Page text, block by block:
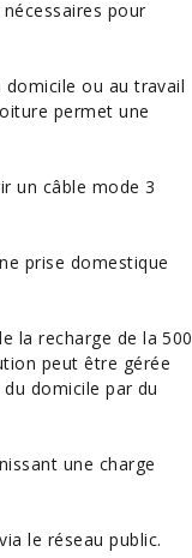
pour
ou au travail
permet une
un câble mode 3
prise domestique
la recharge de la 500
peut être gérée
domicile par du
une charge
le réseau public.